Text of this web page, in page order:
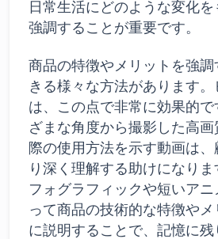
日常生活にどのような変化
強調することが重要です。
商品の特徴やメリットを強
きる様々な方法があります
は、この点で非常に効果的で
ざまな角度から撮影した高
際の使用方法を示す動画は、
り深く理解する助けになり
フォグラフィックや短いア
って商品の技術的な特徴や
に説明することで、記憶に残